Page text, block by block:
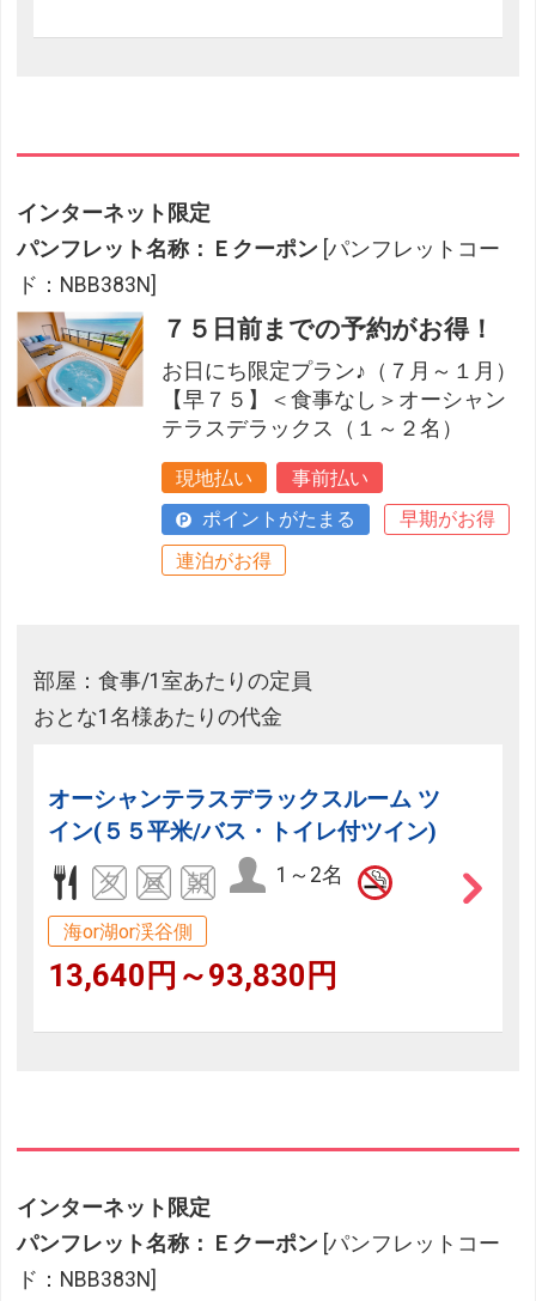
インターネット限定
パンフレット名称：Ｅクーポン [パンフレットコー
ド：NBB383N]
７５日前までの予約がお得！
お日にち限定プラン♪（７月～１月）
【早７５】＜食事なし＞オーシャン
テラスデラックス（１～２名）
現地払い
事前払い
ポイントがたまる
早期がお得
連泊がお得
部屋：食事/1室あたりの定員
おとな1名様あたりの代金
オーシャンテラスデラックスルーム ツ
イン(５５平米/バス・トイレ付ツイン)
1～2名
海or湖or渓谷側
13,640円～93,830円
インターネット限定
パンフレット名称：Ｅクーポン [パンフレットコー
ド：NBB383N]